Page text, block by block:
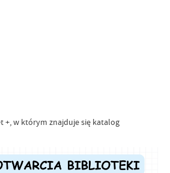
+, w którym znajduje się katalog